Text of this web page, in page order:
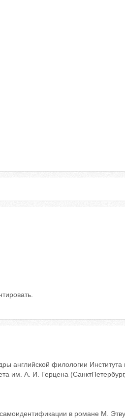
английской филологии Института
им. А. И. Герцена
в романе М.